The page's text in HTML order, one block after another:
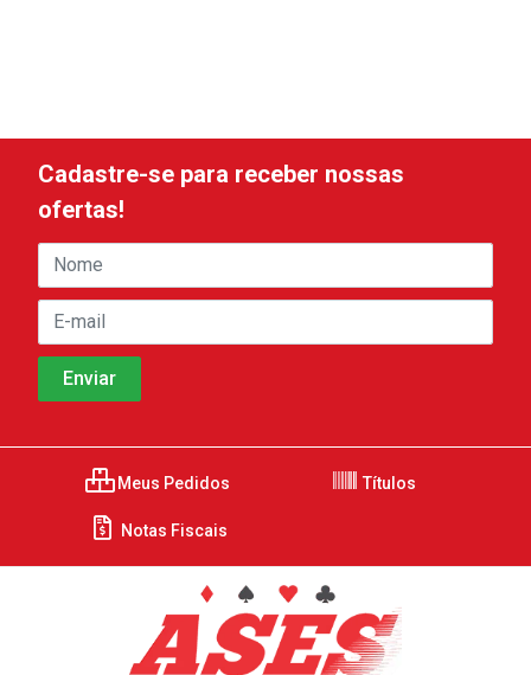
Cadastre-se para receber nossas
ofertas!
Meus Pedidos Títulos
Notas Fiscais